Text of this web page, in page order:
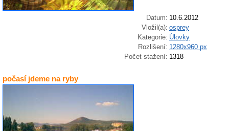
Datum: 10.6.2012
Vložil(a): osprey
Kategorie: Úlovky
Rozlišení: 1280x960 px
Počet stažení: 1318
počasí jdeme na ryby